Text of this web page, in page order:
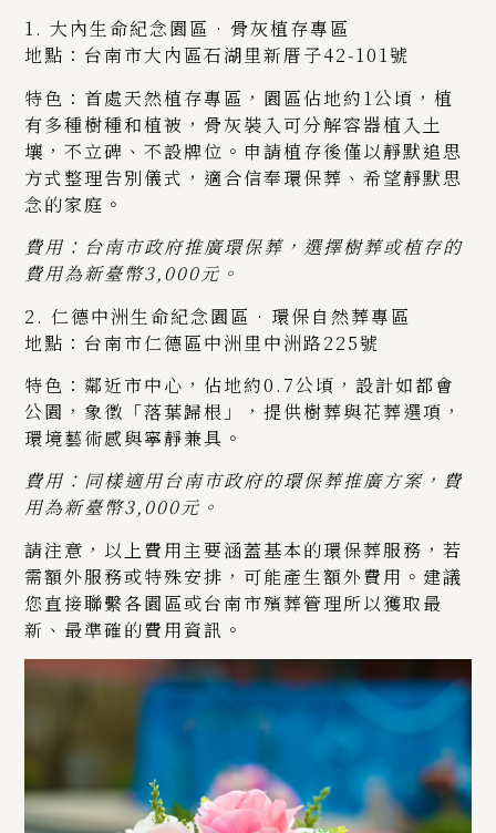
1. 大內生命紀念園區 · 骨灰植存專區
地點：台南市大內區石湖里新厝子42‑101號
特色：首處天然植存專區，園區佔地約1公頃，植
有多種樹種和植被，骨灰裝入可分解容器植入土
壤，不立碑、不設牌位。申請植存後僅以靜默追思
方式整理告別儀式，適合信奉環保葬、希望靜默思
念的家庭。
費用：台南市政府推廣環保葬，選擇樹葬或植存的
費用為新臺幣3,000元。
2. 仁德中洲生命紀念園區 · 環保自然葬專區
地點：台南市仁德區中洲里中洲路225號
特色：鄰近市中心，佔地約0.7公頃，設計如都會
公園，象徵「落葉歸根」，提供樹葬與花葬選項，
環境藝術感與寧靜兼具。
費用：同樣適用台南市政府的環保葬推廣方案，費
用為新臺幣3,000元。
請注意，以上費用主要涵蓋基本的環保葬服務，若
需額外服務或特殊安排，可能產生額外費用。建議
您直接聯繫各園區或台南市殯葬管理所以獲取最
新、最準確的費用資訊。